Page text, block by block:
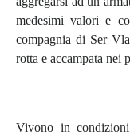
medesimi valori e
compagnia di Ser
rotta e accampata nei
Vivono in